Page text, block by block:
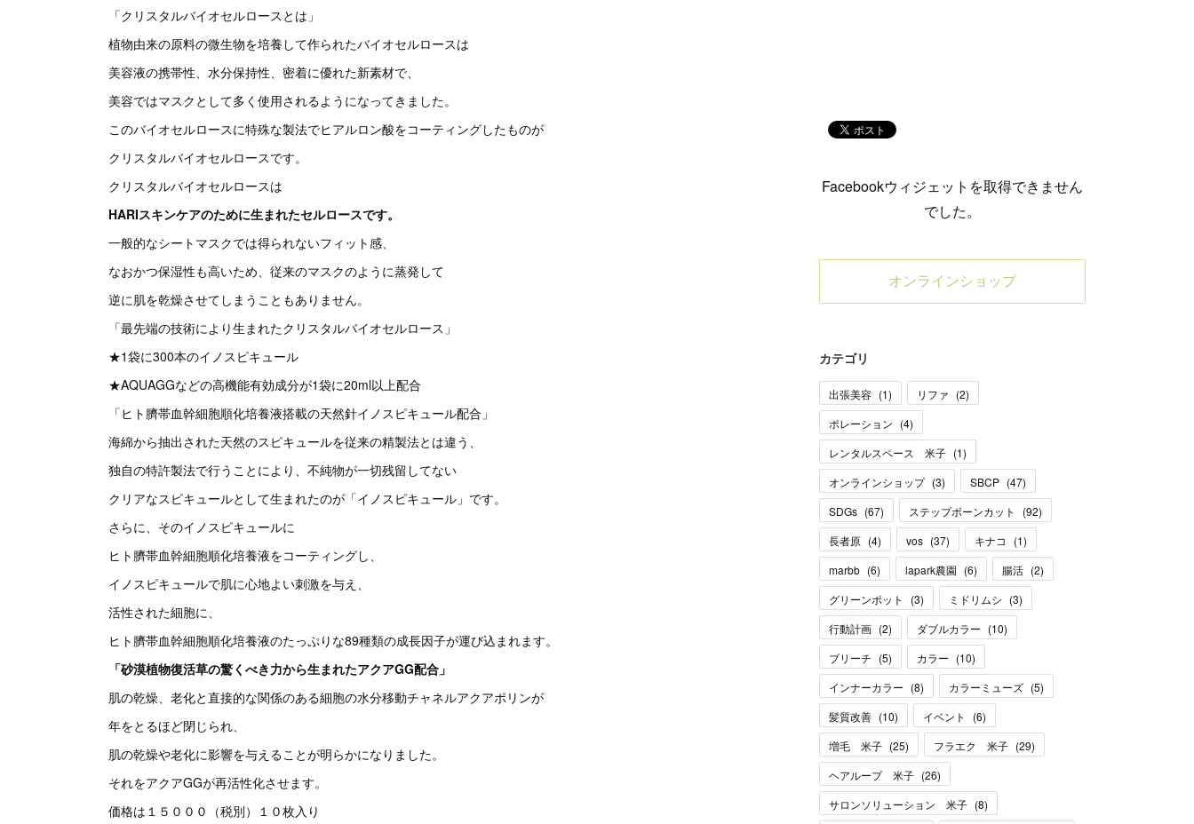
「クリスタルバイオセルロースとは」
植物由来の原料の微生物を培養して作られたバイオセルロースは
美容液の携帯性、水分保持性、密着に優れた新素材で、
美容ではマスクとして多く使用されるようになってきました。
このバイオセルロースに特殊な製法でヒアルロン酸をコーティングしたものが
クリスタルバイオセルロースです。
クリスタルバイオセルロースは
HARIスキンケアのために生まれたセルロースです。
一般的なシートマスクでは得られないフィット感、
なおかつ保湿性も高いため、従来のマスクのように蒸発して
逆に肌を乾燥させてしまうこともありません。
「最先端の技術により生まれたクリスタルバイオセルロース」
★1袋に300本のイノスピキュール
★AQUAGGなどの高機能有効成分が1袋に20ml以上配合
「ヒト臍帯血幹細胞順化培養液搭載の天然針イノスピキュール配合」
海綿から抽出された天然のスピキュールを従来の精製法とは違う、
独自の特許製法で行うことにより、不純物が一切残留してない
クリアなスピキュールとして生まれたのが「イノスピキュール」です。
さらに、そのイノスピキュールに
ヒト臍帯血幹細胞順化培養液をコーティングし、
イノスピキュールで肌に心地よい刺激を与え、
活性された細胞に、
ヒト臍帯血幹細胞順化培養液のたっぷりな89種類の成長因子が運び込まれます。
「砂漠植物復活草の驚くべき力から生まれたアクアGG配合」
肌の乾燥、老化と直接的な関係のある細胞の水分移動チャネルアクアポリンが
年をとるほど閉じられ、
肌の乾燥や老化に影響を与えることが明らかになりました。
それをアクアGGが再活性化させます。
価格は１５０００（税別）１０枚入り
Facebookウィジェットを取得できません
でした。
オンラインショップ
カテゴリ
出張美容 (1) リファ (2)
ポレーション (4)
レンタルスペース 米子 (1)
オンラインショップ (3) SBCP (47)
SDGs (67) ステップボーンカット (92)
長者原 (4) vos (37) キナコ (1)
marbb (6) lapark農園 (6) 腸活 (2)
グリーンポット
(3) ミドリムシ (3)
行動計画 (2) ダブルカラー (10)
ブリーチ (5) カラー (10)
インナーカラー (8) カラーミューズ (5)
髪質改善 (10) イベント (6)
増毛 米子 (25) フラエク 米子 (29)
ヘアループ 米子 (26)
サロンソリューション 米子 (8)